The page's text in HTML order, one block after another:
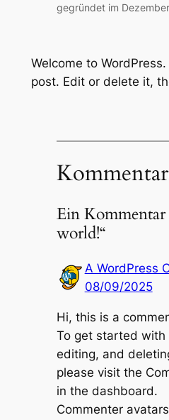
gegründet im
Welcome to
post. Edit or delete it,
Ein
world!“
A WordPress
08/09/2025
Hi, this is a
To get started with
editing, and
please visit the
in the dashboard.
Commenter